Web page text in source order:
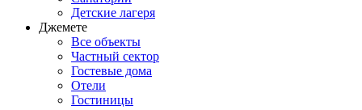
Детские лагеря
Джемете
Все объекты
Частный сектор
Гостевые дома
Отели
Гостиницы